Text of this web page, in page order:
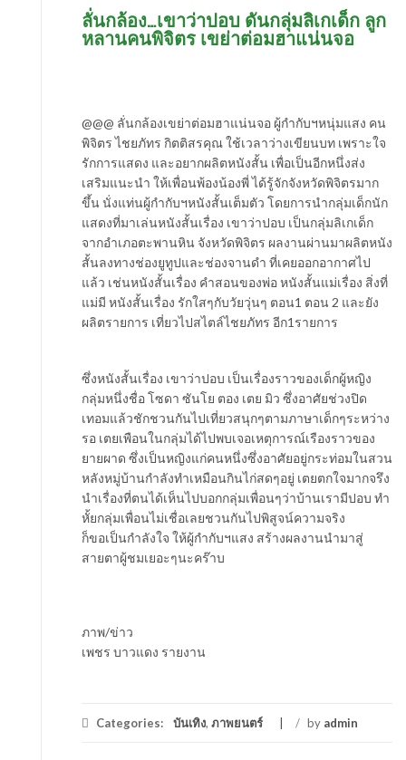
ลั่นกล้อง…เขาว่าปอบ ดันกลุ่มลิเกเด็ก ลูก
หลานคนพิจิตร เขย่าต่อมฮาแน่นจอ
@@@ ลั่นกล้องเขย่าต่อมฮาแน่นจอ ผู้กำกับฯหนุ่มแสง คน
พิจิตร ไชยภัทร กิตติสรคุณ ใช้เวลาว่างเขียนบท เพราะใจ
รักการแสดง และอยากผลิตหนังสั้น เพื่อเป็นอีกหนึ่งส่ง
เสริมแนะนำ ให้เพื่อนพ้องน้องพี่ ได้รู้จักจังหวัดพิจิตรมาก
ขึ้น นั่งแท่นผู้กำกับฯหนังสั้นเต็มตัว โดยการนำกลุ่มเด็กนัก
แสดงที่มาเล่นหนังสั้นเรื่อง เขาว่าปอบ เป็นกลุ่มลิเกเด็ก
จากอำเภอตะพานหิน จังหวัดพิจิตร ผลงานผ่านมาผลิตหนัง
สั้นลงทางช่องยูทูปและช่องจานดำ ที่เคยออกอากาศไป
แล้ว เช่นหนังสั้นเรื่อง คำสอนของพ่อ หนังสั้นแม่เรื่อง สิ่งที่
แม่มี หนังสั้นเรื่อง รักใสๆกับวัยวุ่นๆ ตอน1 ตอน 2 และยัง
ผลิตรายการ เที่ยวไปสไตล์ไชยภัทร อีก1รายการ
ซึ่งหนังสั้นเรื่อง เขาว่าปอบ เป็นเรื่องราวของเด็กผู้หญิง
กลุ่มหนึ่งชื่อ โซดา ซันโย ตอง เตย มิว ซึ่งอาศัยช่วงปิด
เทอมแล้วชักชวนกันไปเที่ยวสนุกๆตามภาษาเด็กๆระหว่าง
รอ เตยเพือนในกลุ่มได้ไปพบเจอเหตุการณ์เรืองราวของ
ยายผาด ซึ่งเป็นหญิงแก่คนหนึ่งซึ่งอาศัยอยู่กระท่อมในสวน
หลังหมู่บ้านกำลังทำเหมือนกินไก่สดๆอยู่ เตยตกใจมากจรึง
นำเรื่องที่ตนได้เห็นไปบอกกลุ่มเพื่อนๆว่าบ้านเรามีปอบ ทำ
หั้ยกลุ่มเพื่อนไม่เชื่อเลยชวนกันไปพิสูจน์ความจริง
ก็ขอเป็นกำลังใจ ให้ผู้กำกับฯแสง สร้างผลงานนำมาสู่
สายตาผู้ชมเยอะๆนะคร๊าบ
ภาพ/ข่าว
เพชร บาวแดง รายงาน
Categories: บันเทิง, ภาพยนตร์ / by admin